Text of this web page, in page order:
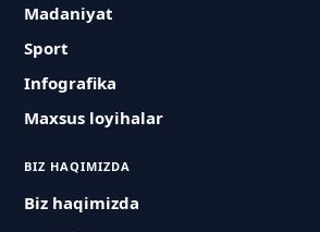
Madaniyat
Sport
Infografika
Maxsus loyihalar
BIZ HAQIMIZDA
Biz haqimizda